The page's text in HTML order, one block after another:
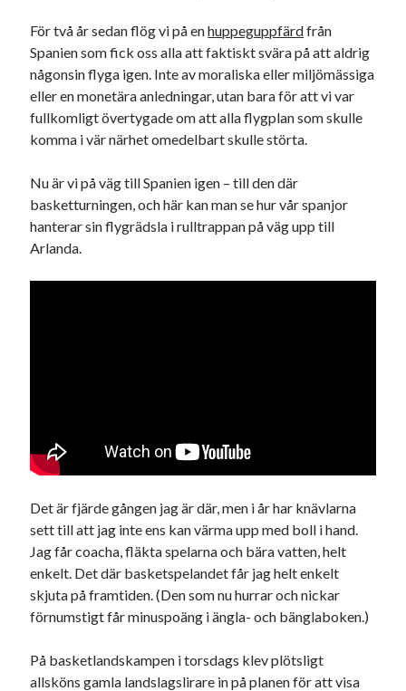
För två år sedan flög vi på enhuppeguppfärdfrån
Spanien som fick oss alla att faktiskt svära på att aldrig
någonsin flyga igen. Inte av moraliska eller miljömässiga
eller en monetära anledningar, utan bara för att vi var
fullkomligt övertygade om att alla flygplan som skulle
komma i vär närhet omedelbart skulle störta.
Nu är vi på väg till Spanien igen – till den där
basketturningen, och här kan man se hur vår spanjor
hanterar sin flygrädsla i rulltrappan på väg upp till
Arlanda.
Det är fjärde gången jag är där, men i år har knävlarna
sett till att jag inte ens kan värma upp med boll i hand.
Jag får coacha, fläkta spelarna och bära vatten, helt
enkelt. Det där basketspelandet får jag helt enkelt
skjuta på framtiden. (Den som nu hurrar och nickar
förnumstigt får minuspoäng i ängla- och bänglaboken.)
På basketlandskampen i torsdags klev plötsligt
allsköns gamla landslagslirare in på planen för att visa